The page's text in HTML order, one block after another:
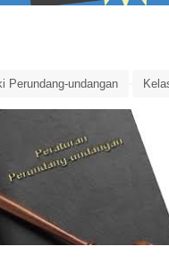
Perundang-undangan
Kerja Siswa Lembar Kerja
Peraturan Perundang-